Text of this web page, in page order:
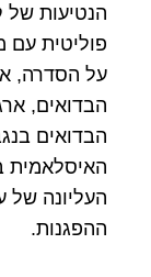
הנטיעות של
פוליטית
על הסדרה,
הבדואים,
הבדואים
האיסלאמית
העליונה של
ההפגנות.